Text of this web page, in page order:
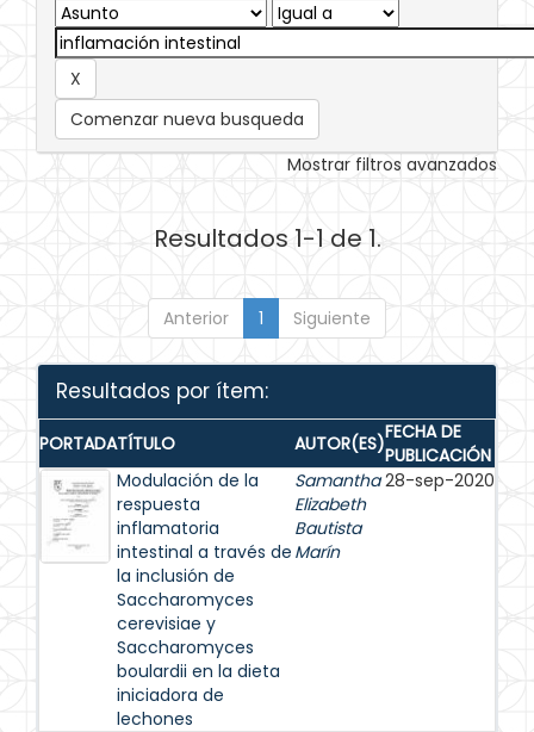
Comenzar nueva busqueda
Mostrar filtros avanzados
Resultados 1-1 de 1.
Anterior 1 Siguiente
Resultados por ítem:
PORTADATÍTULO AUTOR(ES)FECHA DE
PUBLICACIÓN
Modulación de la
respuesta
inflamatoria
intestinal a través de
la inclusión de
Saccharomyces
cerevisiae y
Saccharomyces
boulardii en la dieta
iniciadora de
lechones
Samantha
Elizabeth
Bautista
Marín
28-sep-2020